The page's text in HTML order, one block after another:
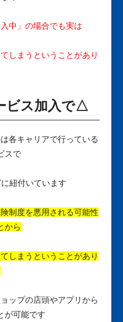
中」の場合でも実は
しまうということがあり
ビス加入で△
各キャリアで行っている
スで
紐付いています
制度を悪用される可能性
から
しまうということがあり
ップの店頭やアプリから
が可能です